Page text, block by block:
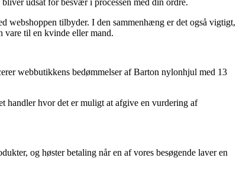
webshoppen tilbyder. I den sammenhæng er det også vigtigt,
vare til en kvinde eller mand.
webbutikkens bedømmelser af Barton nylonhjul med 13
handler hvor det er muligt at afgive en vurdering af
og høster betaling når en af vores besøgende laver en